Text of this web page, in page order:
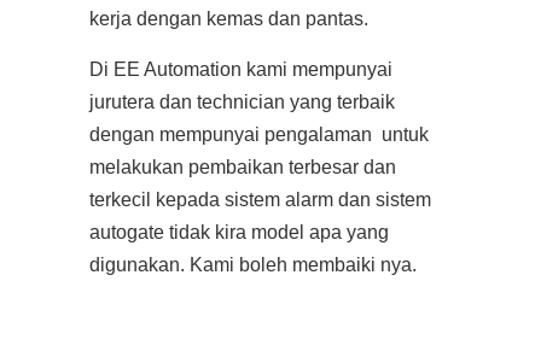
kerja dengan kemas dan pantas.
Di EE Automation kami mempunyai
jurutera dan technician yang terbaik
dengan mempunyai pengalaman untuk
melakukan pembaikan terbesar dan
terkecil kepada sistem alarm dan sistem
autogate tidak kira model apa yang
digunakan. Kami boleh membaiki nya.